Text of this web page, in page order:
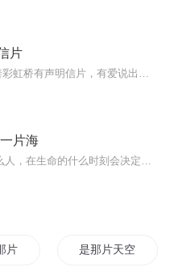
片
片海
海 是那片天空的青春